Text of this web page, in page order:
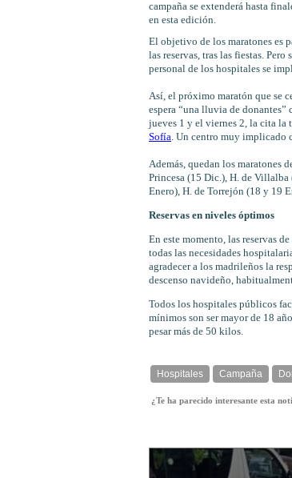
campaña se extenderá hasta
en esta edición.
El objetivo de los maratones es
las reservas, tras las fiestas.
personal de los hospitales se
Así, el próximo maratón que se
espera “una lluvia de
jueves 1 y el viernes 2, la cita la
Sofía. Un centro muy implicado
Además, quedan los maratones
Princesa (15 Dic.), H. de
Enero), H. de Torrejón (18 y 19
Reservas en niveles óptimos
En este momento, las reservas
todas las necesidades
agradecer a los madrileños la
descenso navideño,
Todos los hospitales públicos
mínimos son ser mayor de 18
pesar más de 50 kilos.
Hospitales Campaña
¿Te ha parecido interesante esta